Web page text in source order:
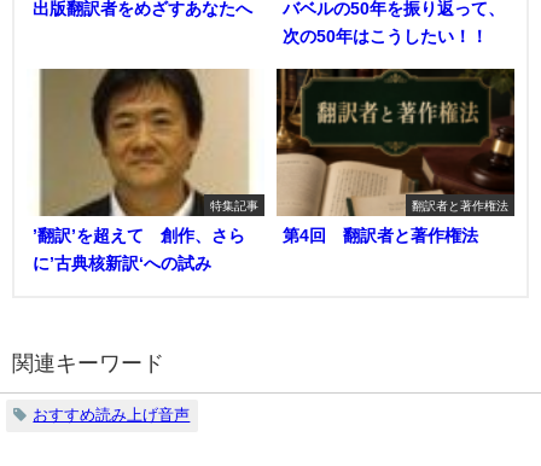
出版翻訳者をめざすあなたへ
バベルの50年を振り返って、
次の50年はこうしたい！！
特集記事
’翻訳’を超えて 創作、さら
に’古典核新訳‘への試み
翻訳者と著作権法
第4回 翻訳者と著作権法
関連キーワード
おすすめ読み上げ音声